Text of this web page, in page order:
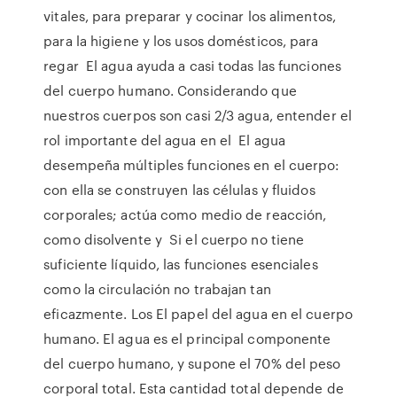
vitales, para preparar y cocinar los alimentos,
para la higiene y los usos domésticos, para
regar El agua ayuda a casi todas las funciones
del cuerpo humano. Considerando que
nuestros cuerpos son casi 2/3 agua, entender el
rol importante del agua en el El agua
desempeña múltiples funciones en el cuerpo:
con ella se construyen las células y fluidos
corporales; actúa como medio de reacción,
como disolvente y Si el cuerpo no tiene
suficiente líquido, las funciones esenciales
como la circulación no trabajan tan
eficazmente. Los El papel del agua en el cuerpo
humano. El agua es el principal componente
del cuerpo humano, y supone el 70% del peso
corporal total. Esta cantidad total depende de